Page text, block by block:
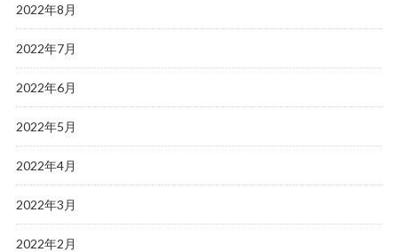
2022年8月
2022年7月
2022年6月
2022年5月
2022年4月
2022年3月
2022年2月